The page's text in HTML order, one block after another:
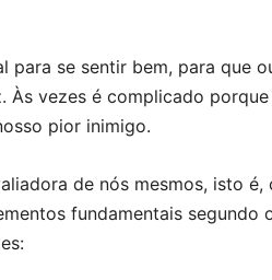
para se sentir bem, para que
Às vezes é complicado
pior inimigo.
de nós mesmos, isto é,
fundamentais segundo